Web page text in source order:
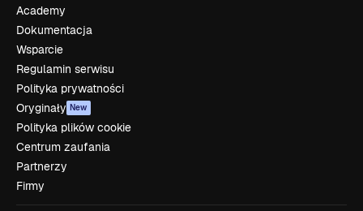
Academy
Dokumentacja
Wsparcie
Regulamin serwisu
Polityka prywatności
Oryginały New
Polityka plików cookie
Centrum zaufania
Partnerzy
Firmy